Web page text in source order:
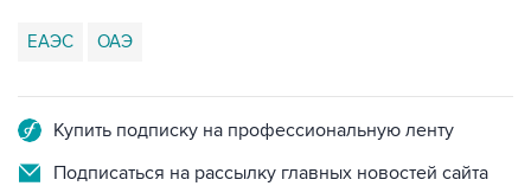
ЕАЭС ОАЭ
Купить подписку на профессиональную ленту
Подписаться на рассылку главных новостей сайта